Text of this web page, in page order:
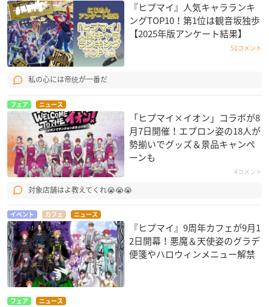
『ヒプマイ』人気キャラランキ
ングTOP10！第1位は観音坂独歩
【2025年版アンケート結果】
51コメント
私の心には帝统が一番だ
フェア ニュース
「ヒプマイ×イオン」コラボが8
月7日開催！エプロン姿の18人が
勢揃いでグッズ＆景品キャンペ
ーンも
4コメント
対象店舗はよ教えてくれ😭😭😭
イベント カフェ ニュース
『ヒプマイ』9周年カフェが9月1
2日開幕！悪魔＆天使姿のグラデ
便箋やハロウィンメニュー解禁
フェア ニュース